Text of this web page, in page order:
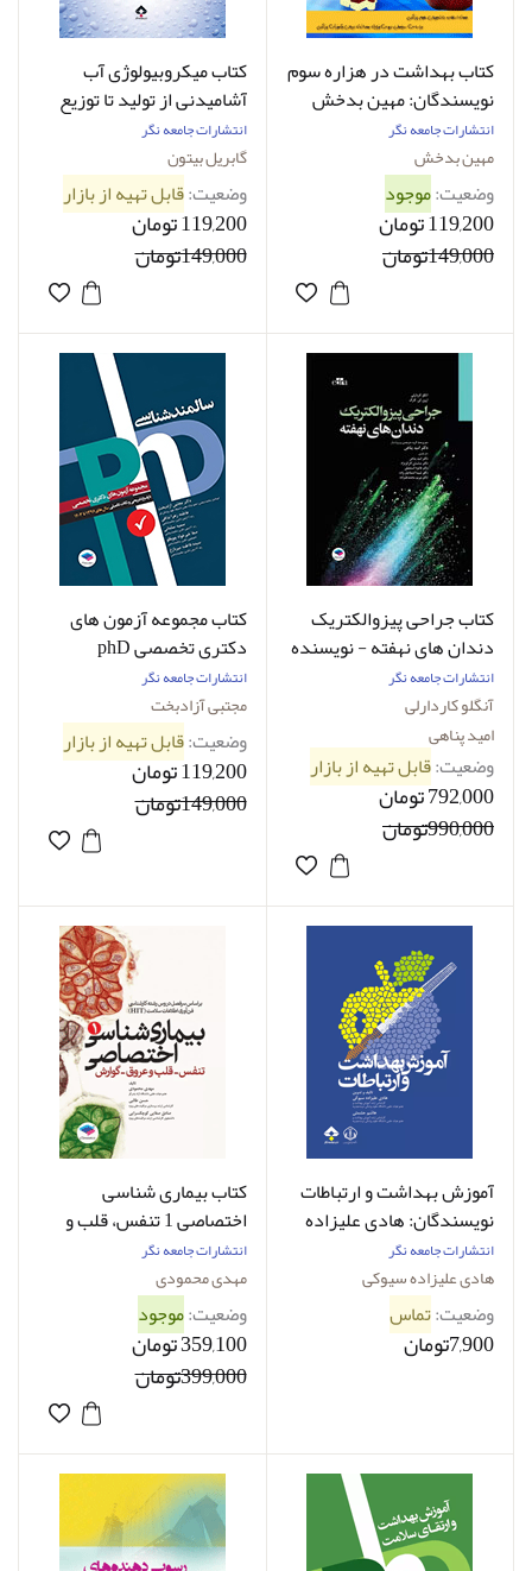
کتاب بهداشت در هزاره سوم
نویسندگان: مهین بدخش
وهمکاران
انتشارات جامعه نگر
مهین بدخش
وضعیت:موجود
119,200 تومان
149,000تومان
کتاب میکروبیولوژی آب
آشامیدنی از تولید تا توزیع
گابریل بیتون
انتشارات جامعه نگر
گابریل بیتون
وضعیت:قابل تهیه از بازار
119,200 تومان
149,000تومان
کتاب جراحی پیزوالکتریک
دندان‌ های نهفته - نویسنده
آنگلو کاردارلی - مترجم دکتر
امید پناهی
انتشارات جامعه نگر
آنگلو کاردارلی
امید پناهی
وضعیت:قابل تهیه از بازار
792,000 تومان
990,000تومان
کتاب مجموعه آزمون‌ های
دکتری تخصصی phD
سالمند‌شناسی مجتبی
آزادبخت
انتشارات جامعه نگر
مجتبی آزادبخت
وضعیت:قابل تهیه از بازار
119,200 تومان
149,000تومان
آموزش بهداشت و ارتباطات
نویسندگان: هادی علیزاده
سیوکی , هاشم حشمتی
انتشارات جامعه نگر
هادی علیزاده سیوکی
وضعیت:تماس
7,900تومان
کتاب بیماری شناسی
اختصاصی 1 تنفس، قلب و
عروق، گوارش تالیف مهدی
محمودی
انتشارات جامعه نگر
مهدی محمودی
وضعیت:موجود
359,100 تومان
399,000تومان